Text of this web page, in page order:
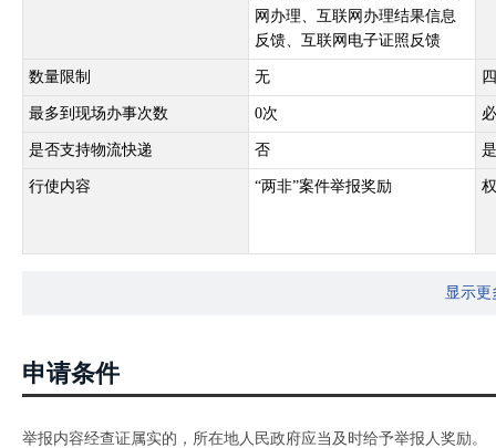
网办理、互联网办理结果信息
反馈、互联网电子证照反馈
数量限制 无
最多到现场办事次数 0次
是否支持物流快递 否
行使内容 “两非”案件举报奖励
显示更
申请条件
举报内容经查证属实的，所在地人民政府应当及时给予举报人奖励。